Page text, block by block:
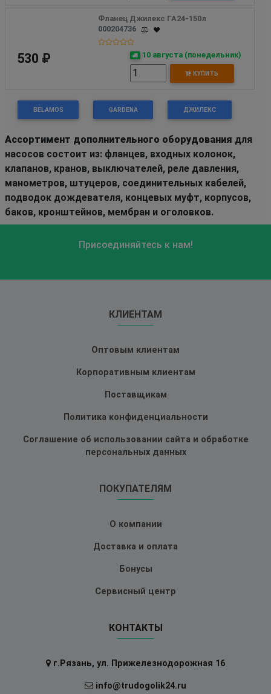
Фланец Джилекс ГА24-150л
000204736
530 ₽ 10 августа (понедельник)
КУПИТЬ
BELAMOS GARDENA ДЖИЛЕКС
Ассортимент дополнительного оборудования для
насосов состоит из: фланцев, входных колонок,
клапанов, кранов, выключателей, реле давления,
манометров, штуцеров, соединительных кабелей,
подводок дождевателя, концевых муфт, корпусов,
баков, кронштейнов, мембран и оголовков.
Присоединяйтесь к нам!
КЛИЕНТАМ
Оптовым клиентам
Корпоративным клиентам
Поставщикам
Политика конфиденциальности
Соглашение об использовании сайта и обработке
персональных данных
ПОКУПАТЕЛЯМ
О компании
Доставка и оплата
Бонусы
Сервисный центр
КОНТАКТЫ
г.Рязань, ул. Прижелезнодорожная 16
info@trudogolik24.ru